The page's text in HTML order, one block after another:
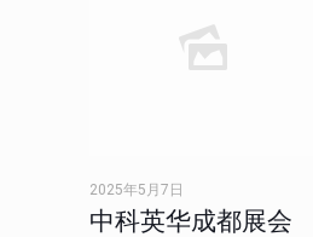
2025年5月7日
中科英华成都展会